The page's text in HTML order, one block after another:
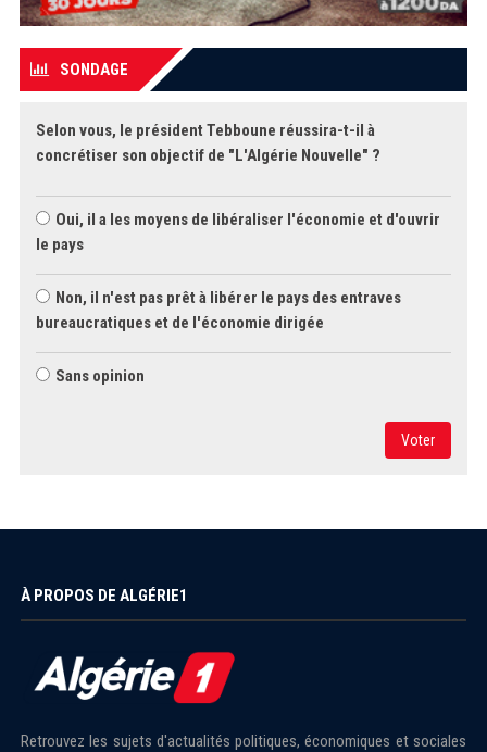
SONDAGE
Selon vous, le président Tebboune réussira-t-il à
concrétiser son objectif de "L'Algérie Nouvelle" ?
Oui, il a les moyens de libéraliser l'économie et d'ouvrir
le pays
Non, il n'est pas prêt à libérer le pays des entraves
bureaucratiques et de l'économie dirigée
Sans opinion
Voter
À PROPOS DE ALGÉRIE1
Retrouvez les sujets d'actualités politiques, économiques et sociales